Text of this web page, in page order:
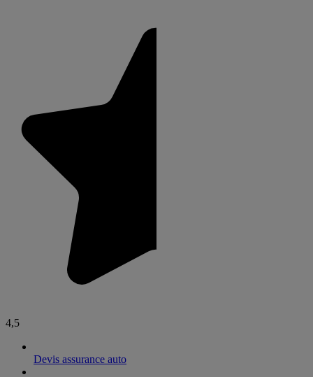
4,5
Devis assurance auto